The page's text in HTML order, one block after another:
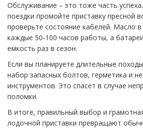
Обслуживание – это тоже часть
поездки промойте приставку пресной
проверьте состояние кабелей. Масло
каждые 50‑100 часов работы, а
емкость раз в сезон.
Если вы планируете длительные
набор запасных болтов, герметика и
инструментов. Это спасет в случае
поломки.
В итоге, правильный выбор и
лодочной приставки превращают